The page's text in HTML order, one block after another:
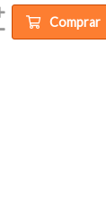
Comprar